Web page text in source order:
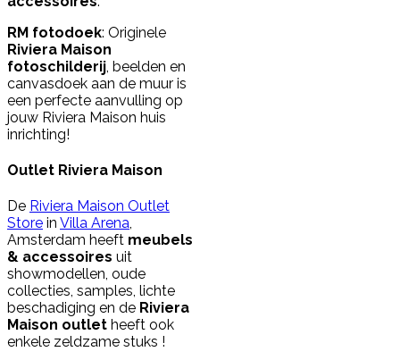
RM fotodoek: Originele
Riviera Maison
fotoschilderij , beelden en
canvasdoek aan de muur is
een perfecte aanvulling op
jouw Riviera Maison huis
inrichting!
Outlet Riviera Maison
De Riviera Maison Outlet
Store in Villa Arena,
Amsterdam heeft meubels
& accessoires uit
showmodellen, oude
collecties, samples, lichte
beschadiging en de Riviera
Maison outlet heeft ook
enkele zeldzame stuks !